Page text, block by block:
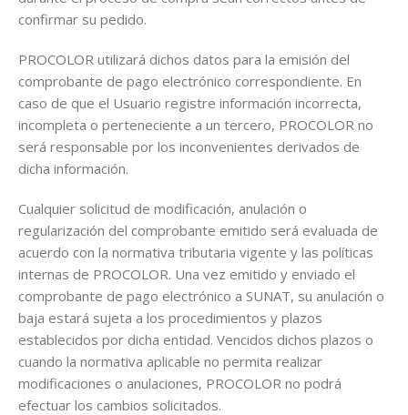
confirmar su pedido.
PROCOLOR utilizará dichos datos para la emisión del
comprobante de pago electrónico correspondiente. En
caso de que el Usuario registre información incorrecta,
incompleta o perteneciente a un tercero, PROCOLOR no
será responsable por los inconvenientes derivados de
dicha información.
Cualquier solicitud de modificación, anulación o
regularización del comprobante emitido será evaluada de
acuerdo con la normativa tributaria vigente y las políticas
internas de PROCOLOR. Una vez emitido y enviado el
comprobante de pago electrónico a SUNAT, su anulación o
baja estará sujeta a los procedimientos y plazos
establecidos por dicha entidad. Vencidos dichos plazos o
cuando la normativa aplicable no permita realizar
modificaciones o anulaciones, PROCOLOR no podrá
efectuar los cambios solicitados.